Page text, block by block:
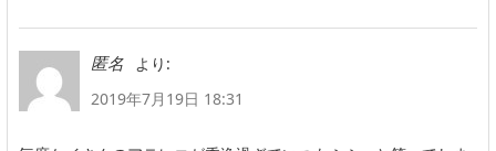
匿名
より:
2019年7月19日 18:31